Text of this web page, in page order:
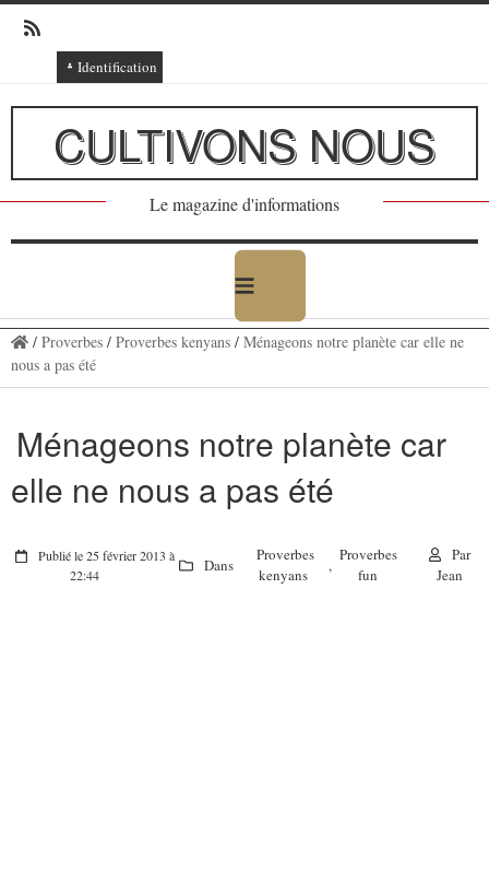
Identification
Connexion
Connexion via Facebook
Inscription
Ajout texte ou poème
CULTIVONS NOUS
Le magazine d'informations
/ Proverbes/ Proverbes kenyans/ Ménageons notre planète car elle ne
nous a pas été
Ménageons notre planète car
elle ne nous a pas été
Publié le 25 février 2013 à
22:44
Dans
Proverbes
kenyans
,
Proverbes
fun
Par
Jean